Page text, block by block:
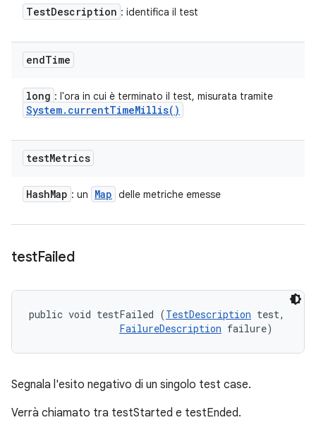
TestDescription : identifica il test
endTime
long : l'ora in cui è terminato il test, misurata tramite
System. currentTimeMillis( )
testMetrics
HashMap : un Map delle metriche emesse
testFailed
public void testFailed (TestDescription test,
FailureDescription failure)
Segnala l'esito negativo di un singolo test case.
Verrà chiamato tra testStarted e testEnded.